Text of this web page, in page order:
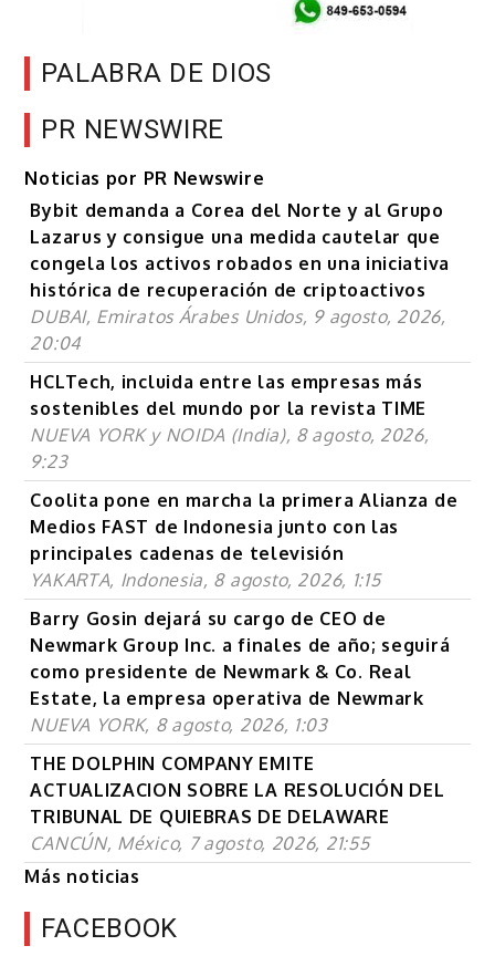
PALABRA DE DIOS
PR NEWSWIRE
Noticias por PR Newswire
Bybit demanda a Corea del Norte y al Grupo
Lazarus y consigue una medida cautelar que
congela los activos robados en una iniciativa
histórica de recuperación de criptoactivos
DUBAI, Emiratos Árabes Unidos, 9 agosto, 2026,
20:04
HCLTech, incluida entre las empresas más
sostenibles del mundo por la revista TIME
NUEVA YORK y NOIDA (India), 8 agosto, 2026,
9:23
Coolita pone en marcha la primera Alianza de
Medios FAST de Indonesia junto con las
principales cadenas de televisión
YAKARTA, Indonesia, 8 agosto, 2026, 1:15
Barry Gosin dejará su cargo de CEO de
Newmark Group Inc. a finales de año; seguirá
como presidente de Newmark & Co. Real
Estate, la empresa operativa de Newmark
NUEVA YORK, 8 agosto, 2026, 1:03
THE DOLPHIN COMPANY EMITE
ACTUALIZACION SOBRE LA RESOLUCIÓN DEL
TRIBUNAL DE QUIEBRAS DE DELAWARE
CANCÚN, México, 7 agosto, 2026, 21:55
Más noticias
FACEBOOK